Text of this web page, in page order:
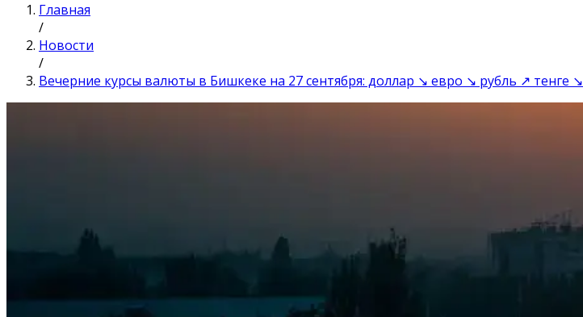
Главная
/
Новости
/
Вечерние курсы валюты в Бишкеке на 27 сентября: доллар ↘ евро ↘ рубль ↗ тенге ↘